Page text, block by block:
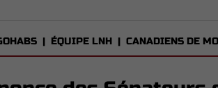
| ÉQUIPE LNH | CANADIENS DE